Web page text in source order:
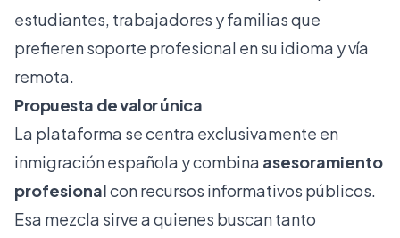
estudiantes, trabajadores y familias que
prefieren soporte profesional en su idioma y vía
remota.
Propuesta de valor única
La plataforma se centra exclusivamente en
inmigración española y combina asesoramiento
profesionalcon recursos informativos públicos.
Esa mezcla sirve a quienes buscan tanto